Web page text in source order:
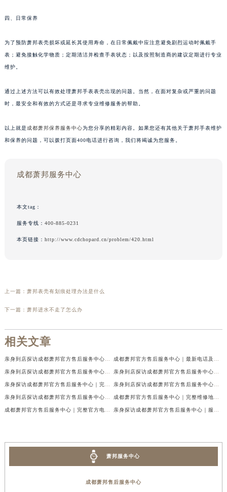
四、日常保养
为了预防萧邦表壳损坏或延长其使用寿命，在日常佩戴中应注意避免剧烈运动时佩戴手
表；避免接触化学物质；定期清洁并检查手表状态；以及按照制造商的建议定期进行专业
维护。
通过上述方法可以有效处理萧邦手表表壳出现的问题。当然，在面对复杂或严重的问题
时，最安全和有效的方式还是寻求专业维修服务的帮助。
以上就是 成都萧邦保养服务中心为您分享的精彩内容。如果您还有其他关于萧邦手表维护
和保养的问题，可以拨打页面400电话进行咨询，我们将竭诚为您服务。
成都萧邦服务中心
本文tag：
服务专线： 400-885-0231
本页链接： http://www.cdchopard.cn/problem/420.html
上一篇： 萧邦表壳有划痕处理办法是什么
下一篇： 萧邦进水不走了怎么办
相关文章
萧邦服务中心
成都萧邦售后服务中心